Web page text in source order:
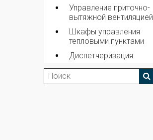
Управление приточно-
вытяжной вентиляцией
Шкафы управления
тепловыми пунктами
Диспетчеризация